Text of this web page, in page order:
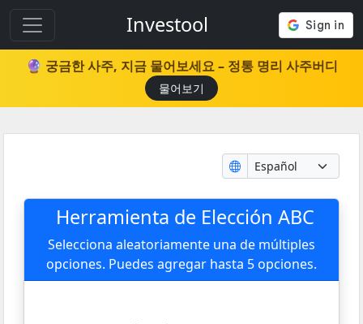
Investool
🔮 궁금한 사주, 지금 물어보세요 – 정통 명리 사주버디
물어보기
Herramienta de Elección ABC
Selecciona aleatoriamente una de múltiples
opciones. Puedes agregar hasta 5 opciones.